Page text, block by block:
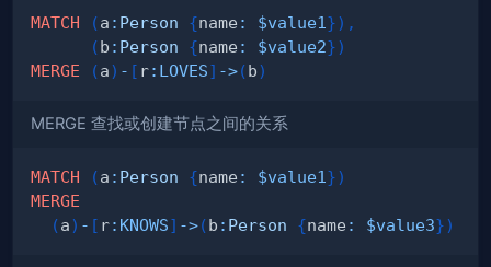
MATCH (a : Person {name : $value1 }) ,
(b : Person {name : $value2})
MERGE
(a) - [ r: LOVES] ->(b)
MERGE 查找或创建节点之间的关系
MATCH (a : Person {name : $value1 })
MERGE
(a) - [ r: KNOWS] ->(b : Person {name : $value3})